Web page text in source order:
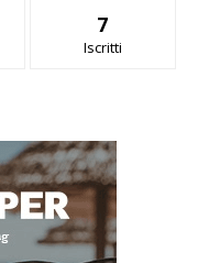
7
Iscritti